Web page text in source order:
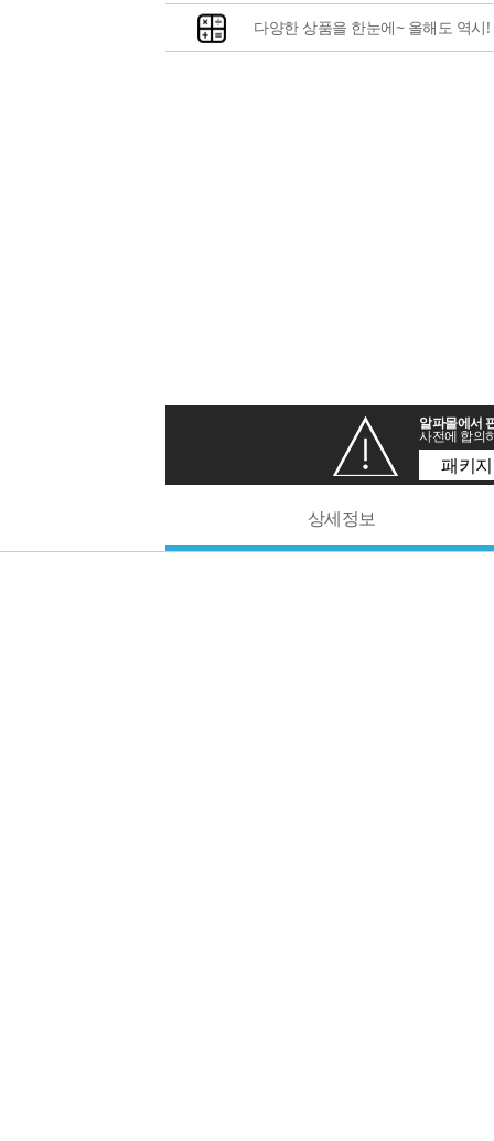
다양한 상품을 한눈에~ 올해도 역시!
알파몰에서
사전에 합의
패키
상세정보